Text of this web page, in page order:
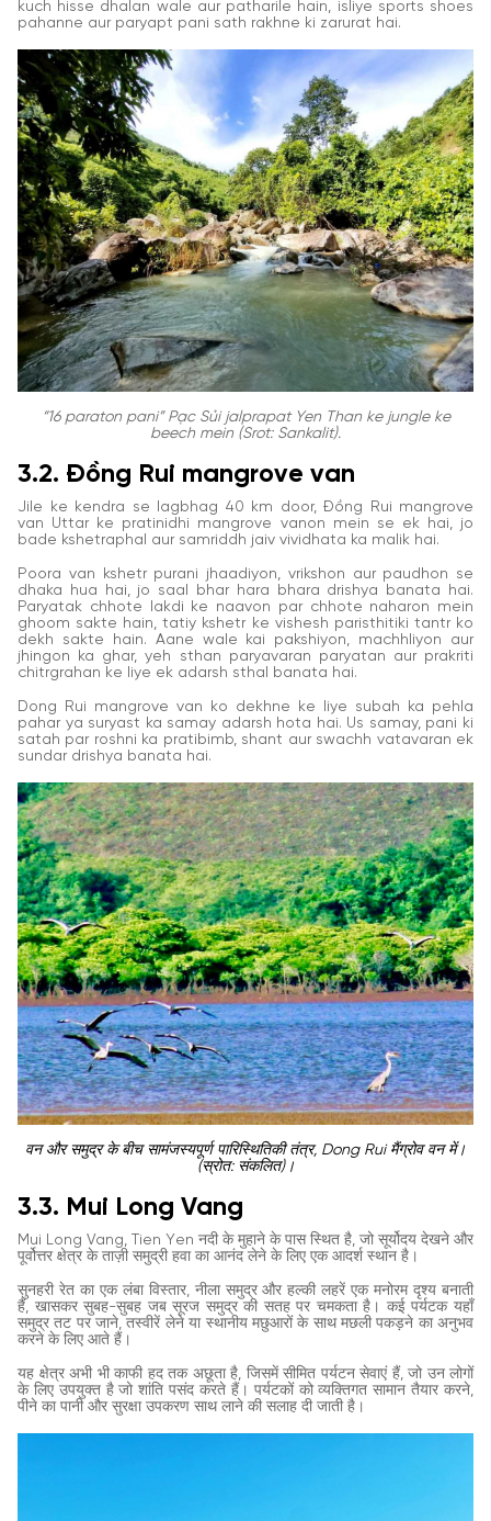
kuch hisse dhalan wale aur patharile hain, isliye sports shoes
pahanne aur paryapt pani sath rakhne ki zarurat hai.
“16 paraton pani” Pạc Sủi jalprapat Yen Than ke jungle ke
beech mein (Srot: Sankalit).
3.2. Đồng Rui mangrove van
Jile ke kendra se lagbhag 40 km door, Đồng Rui mangrove
van Uttar ke pratinidhi mangrove vanon mein se ek hai, jo
bade kshetraphal aur samriddh jaiv vividhata ka malik hai.
Poora van kshetr purani jhaadiyon, vrikshon aur paudhon se
dhaka hua hai, jo saal bhar hara bhara drishya banata hai.
Paryatak chhote lakdi ke naavon par chhote naharon mein
ghoom sakte hain, tatiy kshetr ke vishesh paristhitiki tantr ko
dekh sakte hain. Aane wale kai pakshiyon, machhliyon aur
jhingon ka ghar, yeh sthan paryavaran paryatan aur prakriti
chitrgrahan ke liye ek adarsh sthal banata hai.
Dong Rui mangrove van ko dekhne ke liye subah ka pehla
pahar ya suryast ka samay adarsh hota hai. Us samay, pani ki
satah par roshni ka pratibimb, shant aur swachh vatavaran ek
sundar drishya banata hai.
वन और समुद्र के बीच सामंजस्यपूर्ण पारिस्थितिकी तंत्र, Dong Rui मैंग्रोव वन में।
(स्रोत: संकलित)।
3.3. Mui Long Vang
Mui Long Vang, Tien Yen नदी के मुहाने के पास स्थित है, जो सूर्योदय देखने और
पूर्वोत्तर क्षेत्र के ताज़ी समुद्री हवा का आनंद लेने के लिए एक आदर्श स्थान है।
सुनहरी रेत का एक लंबा विस्तार, नीला समुद्र और हल्की लहरें एक मनोरम दृश्य बनाती
हैं, खासकर सुबह-सुबह जब सूरज समुद्र की सतह पर चमकता है। कई पर्यटक यहाँ
समुद्र तट पर जाने, तस्वीरें लेने या स्थानीय मछुआरों के साथ मछली पकड़ने का अनुभव
करने के लिए आते हैं।
यह क्षेत्र अभी भी काफी हद तक अछूता है, जिसमें सीमित पर्यटन सेवाएं हैं, जो उन लोगों
के लिए उपयुक्त है जो शांति पसंद करते हैं। पर्यटकों को व्यक्तिगत सामान तैयार करने,
पीने का पानी और सुरक्षा उपकरण साथ लाने की सलाह दी जाती है।